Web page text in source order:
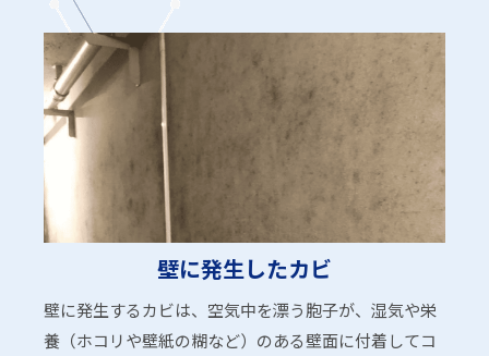
壁に発生したカビ
壁に発生するカビは、空気中を漂う胞子が、湿気や栄
養（ホコリや壁紙の糊など）のある壁面に付着してコ